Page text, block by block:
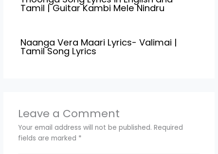
Tamil | Guitar Kambi Mele Nindru
Naanga Vera Maari Lyrics- Valimai |
Tamil Song Lyrics
Leave a Comment
Your email address will not be published. Required
fields are marked *